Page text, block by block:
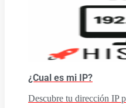
¿Cual es mi IP?
Descubre tu dirección IP